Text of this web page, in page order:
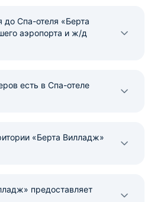
Спа-отеля «Берта
аэропорта и ж/д
есть в Спа-отеле
«Берта Вилладж»
предоставляет